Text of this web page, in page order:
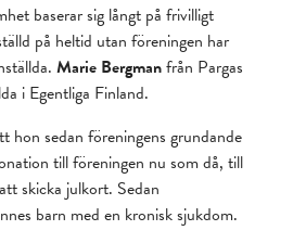
baserar sig långt på frivilligt
på heltid utan föreningen har
Marie Bergmanfrån Pargas
i Egentliga Finland.
hon sedan föreningens grundande
till föreningen nu som då, till
skicka julkort. Sedan
barn med en kronisk sjukdom.